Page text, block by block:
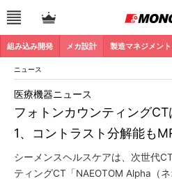
組み込み開発 メカ設計 製造マネジメント
ニュース
フォトンカウンティング
1、コントラスト分解能も
医療機器ニュース
シーメンスヘルスケアは、次世代
ティングCT「NAEOTOM Alpha（